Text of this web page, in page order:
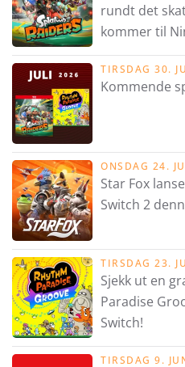
rundt det
kommer til
TIRSDAG 30.
Kommende
ONSDAG 24.
Star Fox
Switch 2
TIRSDAG 23.
Sjekk ut en
Paradise
Switch!
TIRSDAG 9.